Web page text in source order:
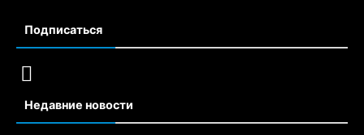
Подписаться
Недавние новости